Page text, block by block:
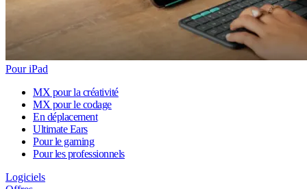
Pour iPad
MX pour la créativité
MX pour le codage
En déplacement
Ultimate Ears
Pour le gaming
Pour les professionnels
Logiciels